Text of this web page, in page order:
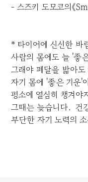
- 스즈키 도모코의《
* 타이어에 신선한 바
사람의 몸에도 늘 '좋
그래야 페달을 밟아
자기 몸에 '좋은 기운'
평소에 열심히 챙겨야
그때는 늦습니다. 건
부단한 자기 노력의